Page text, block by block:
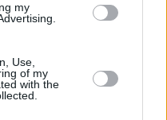
my
Use,
of my
with the